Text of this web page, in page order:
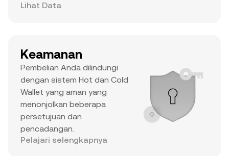
Lihat Data
Keamanan
Pembelian Anda dilindungi
dengan sistem Hot dan Cold
Wallet yang aman yang
menonjolkan beberapa
persetujuan dan
pencadangan.
Pelajari selengkapnya